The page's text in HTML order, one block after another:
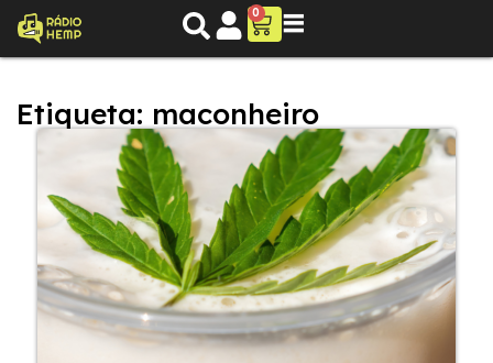
0
Etiqueta: maconheiro